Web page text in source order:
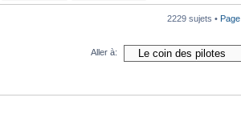
2229 sujets • Page
Aller à: